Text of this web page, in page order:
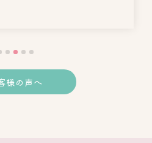
my condition has
I'll be coming here for
様の声へ